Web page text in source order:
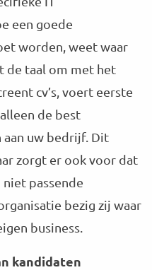
een goede
worden, weet waar
de taal om met het
cv’s, voert eerste
de best
uw bedrijf. Dit
zorgt er ook voor dat
passende
bezig zij waar
business.
kandidaten